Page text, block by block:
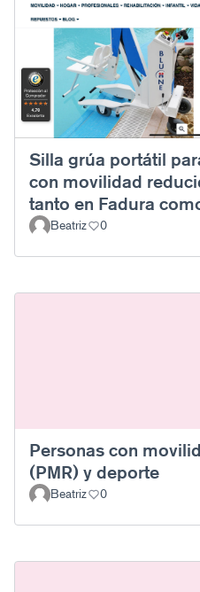
Silla grúa portátil
con movilidad
tanto en Fadura
Beatriz 0
Personas con
(PMR) y deporte
Beatriz
0